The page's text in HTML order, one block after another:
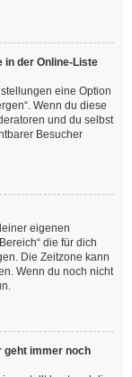
in der Online-Liste
eine Option
Wenn du diese
und du selbst
Besucher
eigenen
die für dich
Die Zeitzone kann
Wenn du noch nicht
geht immer noch